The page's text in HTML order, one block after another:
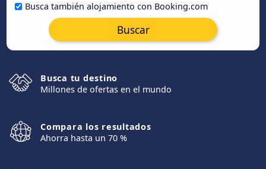
Busca también alojamiento con Booking.com
Buscar
Busca tu destino
Millones de ofertas en el mundo
Compara los resultados
Ahorra hasta un 70 %